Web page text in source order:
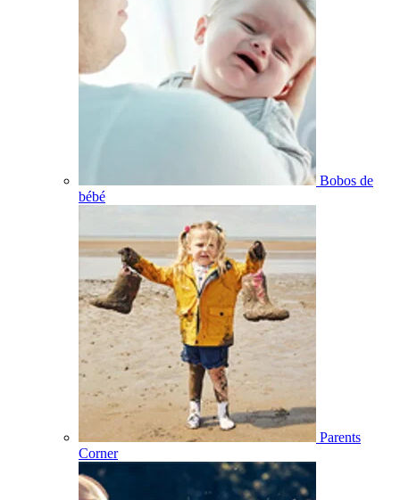
Bobos de
bébé
Parents
Corner